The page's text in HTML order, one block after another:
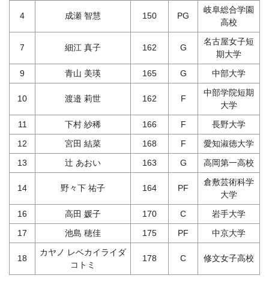
4 成瀬 智慧 150 PG
岐阜総合学園
高校
7 細江 真子 162 G
名古屋女子短
期大学
9
青山 美瑛 165 G 中部大学
10 渡邉 莉世 162 F
中部学院短期
大学
11
下村 紗稀 166 F
長野大学
12
宮田 結菜 168 F
愛知淑徳大学
13
辻 あおい 163 G 高岡第一高校
14 野々下 祐子 164 PF
倉敷芸術科学
大学
16
高田 媛子 170 C
岩手大学
17
池島 穂佳 175 PF 中京大学
18
カヤノ レベカイライダ
コトミ
178 C 修文女子高校